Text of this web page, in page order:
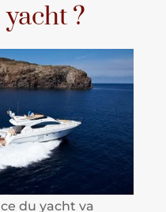
yacht ?
du yacht va